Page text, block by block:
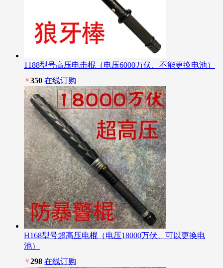
1188型号高压电击棍（电压6000万伏、不能更换电池）
￥ 350 在线订购
H168型号超高压电棍（电压18000万伏、可以更换电
池）
￥ 298 在线订购